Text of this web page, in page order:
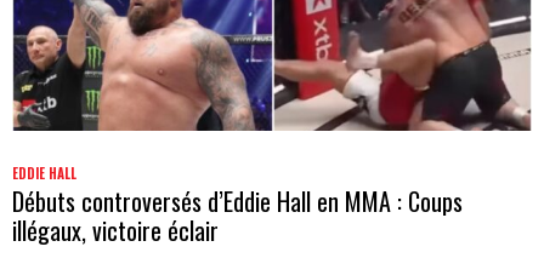
EDDIE HALL
Débuts controversés d’Eddie Hall en MMA : Coups
illégaux, victoire éclair